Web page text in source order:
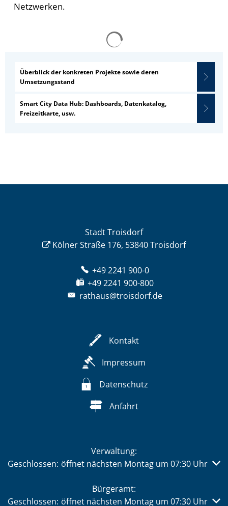
Netzwerken.
Überblick der konkreten Projekte sowie deren
Umsetzungsstand
Smart City Data Hub: Dashboards, Datenkatalog,
Freizeitkarte, usw.
Stadt Troisdorf
Kölner Straße 176, 53840 Troisdorf
+49 2241 900-0
+49 2241 900-800
rathaus@troisdorf.de
Kontakt
Impressum
Datenschutz
Anfahrt
Verwaltung:
Klicken, um weitere Öffnungs- oder Schließzeiten
Geschlossen: öffnet nächsten Montag um 07:30 Uhr
Bürgeramt:
Klicken, um weitere Öffnungs- oder Schließzeiten
Geschlossen: öffnet nächsten Montag um 07:30 Uhr